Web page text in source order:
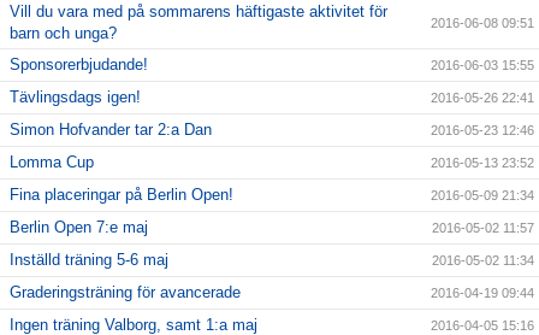
Vill du vara med på sommarens häftigaste aktivitet för
barn och unga?
2016-06-08 09:51
Sponsorerbjudande! 2016-06-03 15:55
Tävlingsdags igen! 2016-05-26 22:41
Simon Hofvander tar 2:a Dan 2016-05-23 12:46
Lomma Cup 2016-05-13 23:52
Fina placeringar på Berlin Open! 2016-05-09 21:34
Berlin Open 7:e maj 2016-05-02 11:57
Inställd träning 5-6 maj 2016-05-02 11:34
Graderingsträning för avancerade 2016-04-19 09:44
Ingen träning Valborg, samt 1:a maj 2016-04-05 15:16